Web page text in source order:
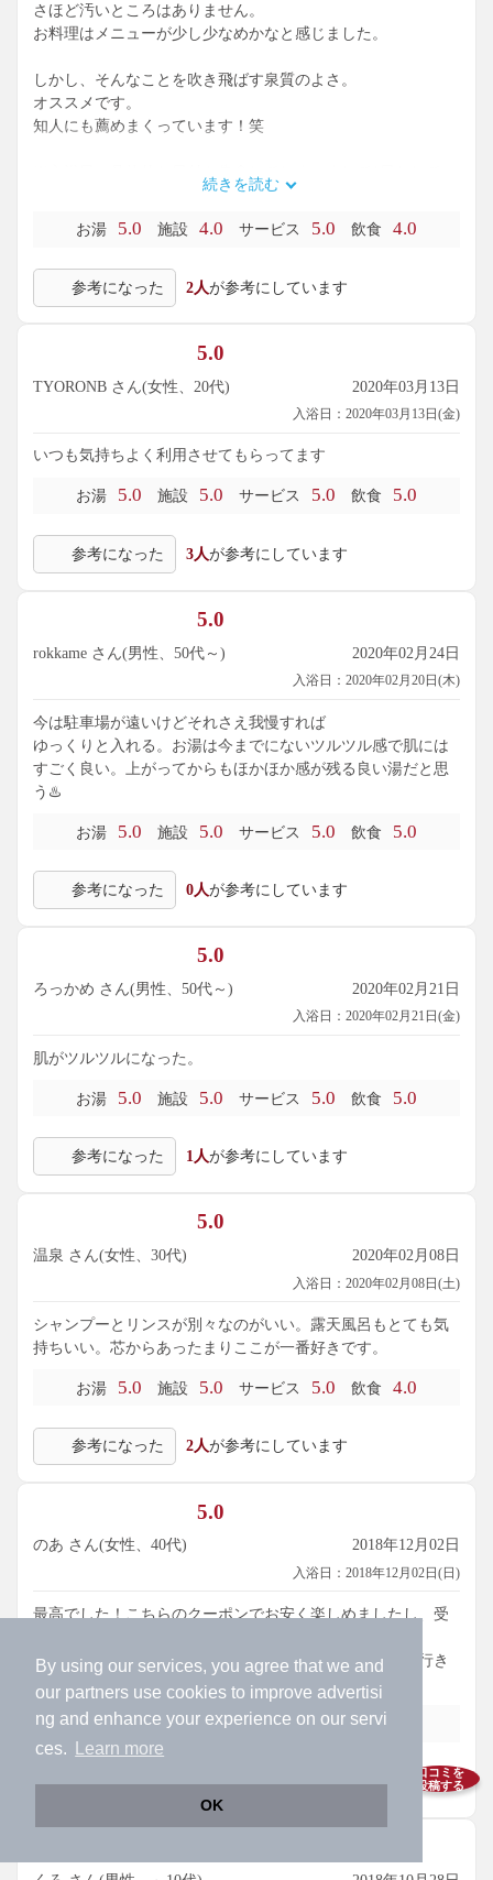
By using our services, you agree that we and
our partners use cookies to improve advertisi
ng and enhance your experience on our servi
ces.
Learn more
OK
口コミを
投稿する
さほど汚いところはありません。
お料理はメニューが少し少なめかなと感じました。
しかし、そんなことを吹き飛ばす泉質のよさ。
オススメです。
知人にも薦めまくっています！笑
続きを読む
お湯 5.0 施設 4.0 サービス 5.0 飲食 4.0
参考になった 2人が参考にしています
5.0
TYORONB さん(女性、20代) 2020年03月13日
入浴日：2020年03月13日(金)
いつも気持ちよく利用させてもらってます
お湯 5.0 施設 5.0 サービス 5.0 飲食 5.0
参考になった 3人が参考にしています
5.0
rokkame さん(男性、50代～) 2020年02月24日
入浴日：2020年02月20日(木)
今は駐車場が遠いけどそれさえ我慢すれば
ゆっくりと入れる。お湯は今までにないツルツル感で肌には
すごく良い。上がってからもほかほか感が残る良い湯だと思
う♨️
お湯 5.0 施設 5.0 サービス 5.0 飲食 5.0
参考になった 0人が参考にしています
5.0
ろっかめ さん(男性、50代～) 2020年02月21日
入浴日：2020年02月21日(金)
肌がツルツルになった。
お湯 5.0 施設 5.0 サービス 5.0 飲食 5.0
参考になった 1人が参考にしています
5.0
温泉 さん(女性、30代) 2020年02月08日
入浴日：2020年02月08日(土)
シャンプーとリンスが別々なのがいい。露天風呂もとても気
持ちいい。芯からあったまりここが一番好きです。
お湯 5.0 施設 5.0 サービス 5.0 飲食 4.0
参考になった 2人が参考にしています
5.0
のあ さん(女性、40代) 2018年12月02日
入浴日：2018年12月02日(日)
最高でした！こちらのクーポンでお安く楽しめましたし、受
広々、お湯は最高、本当にリラックスできました。また行き
たいです。
お湯 5.0 施設 5.0 サービス 5.0 飲食
参考になった 7人が参考にしています